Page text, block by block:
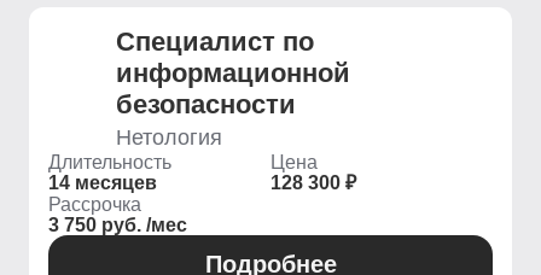
Специалист по
информационной
безопасности
Нетология
Длительность
14 месяцев
Цена
128 300 ₽
Рассрочка
3 750 руб. /мес
Подробнее